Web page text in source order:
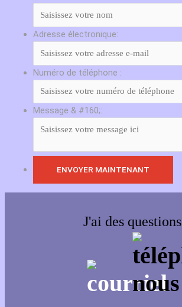
Adresse électronique:
Numéro de téléphone :
Message & #160;:
J'ai des questions